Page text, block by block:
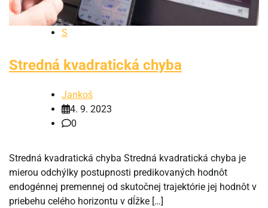
S
Stredná kvadratická chyba
Jankoš
4. 9. 2023
0
Stredná kvadratická chyba Stredná kvadratická chyba je
mierou odchýlky postupnosti predikovaných hodnôt
endogénnej premennej od skutočnej trajektórie jej hodnôt v
priebehu celého horizontu v dĺžke […]